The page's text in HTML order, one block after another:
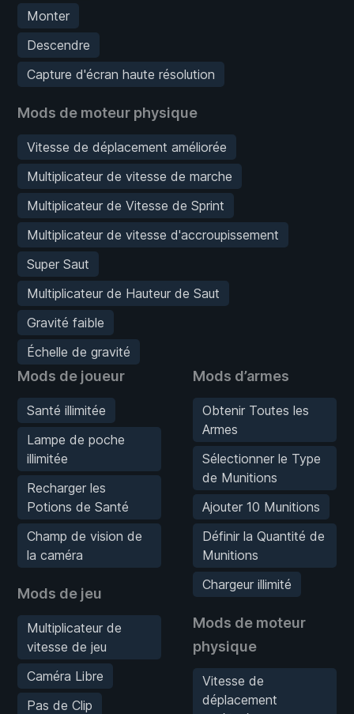
Monter
Descendre
Capture d'écran haute résolution
Mods de moteur physique
Vitesse de déplacement améliorée
Multiplicateur de vitesse de marche
Multiplicateur de Vitesse de Sprint
Multiplicateur de vitesse d'accroupissement
Super Saut
Multiplicateur de Hauteur de Saut
Gravité faible
Échelle de gravité
Mods de joueur
Santé illimitée
Lampe de poche
illimitée
Recharger les
Potions de Santé
Champ de vision de
la caméra
Mods de jeu
Multiplicateur de
vitesse de jeu
Caméra Libre
Pas de Clip
Mods d’armes
Obtenir Toutes les
Armes
Sélectionner le Type
de Munitions
Ajouter 10 Munitions
Définir la Quantité de
Munitions
Chargeur illimité
Mods de moteur
physique
Vitesse de
déplacement